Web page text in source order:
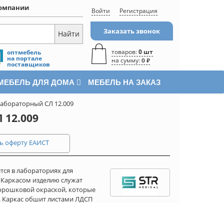
оптмебель
на портале
поставщиков
Войти Регистрация
Заказать звонок
товаров:0 шт
на сумму: 0 ₽
ДЛЯ ДОМА МЕБЕЛЬ НА ЗАКАЗ
СЛ 12.009
оферту ЕАИСТ
в лабораториях для
изделию служат
окраской, которые
обшит листами ЛДСП